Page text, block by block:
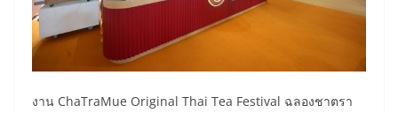
งาน ChaTraMue Original Thai Tea Festival ฉลองชาตรา